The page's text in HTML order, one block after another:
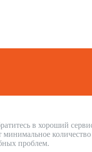
в хороший
количество
проблем.